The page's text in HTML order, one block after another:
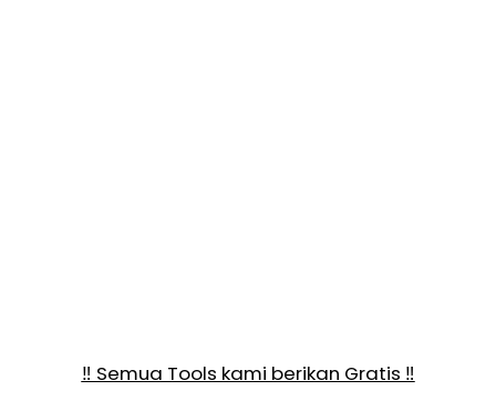
‼️ Semua Tools kami berikan Gratis ‼️